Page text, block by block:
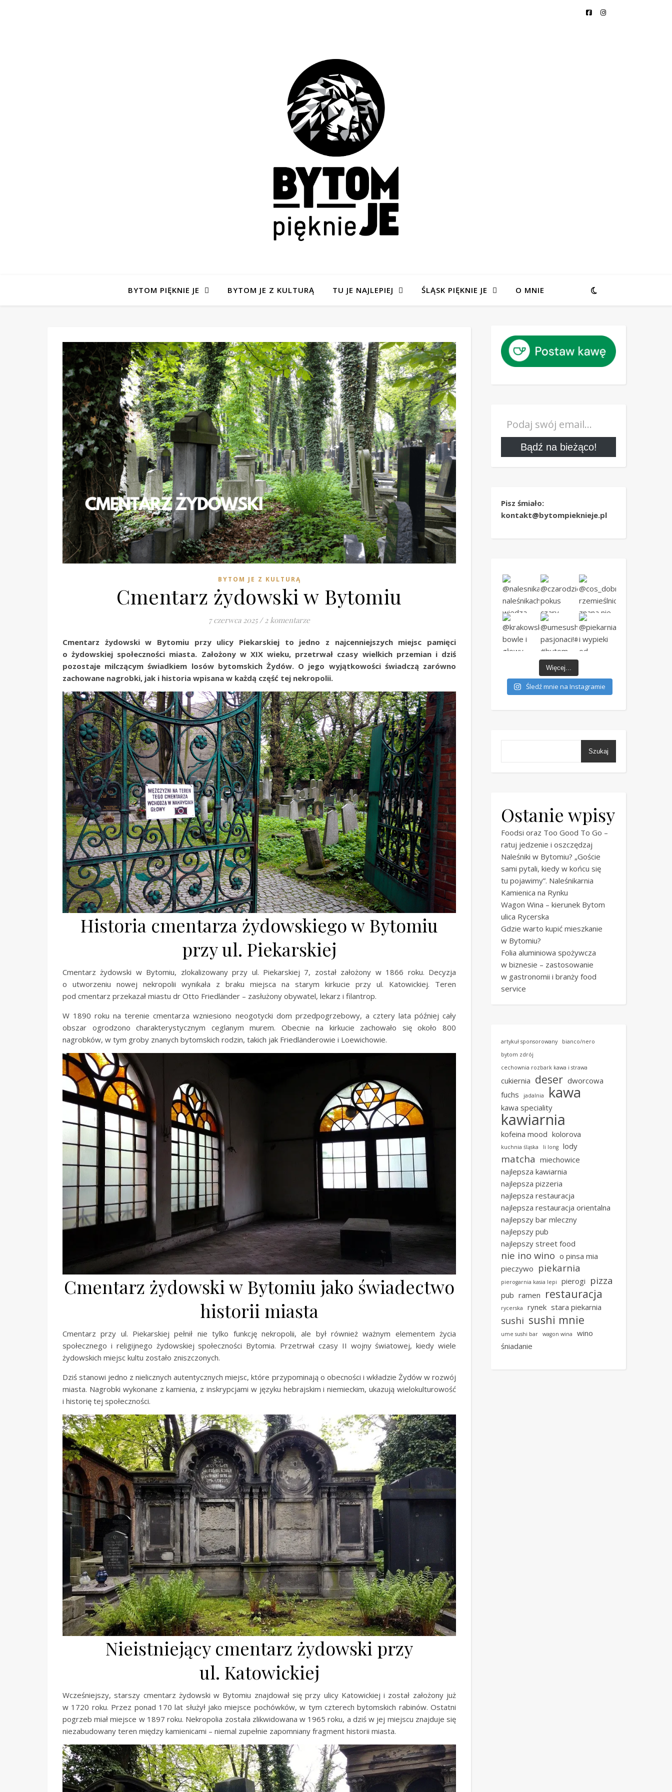
BYTOM PIĘKNIE JE BYTOM JE Z KULTURĄ TU JE NAJLEPIEJ ŚLĄSK PIĘKNIE JE O MNIE
BYTOM JE Z KULTURĄ
Cmentarz żydowski w Bytomiu
7 czerwca 2025 / 2 komentarze
Cmentarz żydowski w Bytomiu przy ulicy Piekarskiej to jedno z najcenniejszych miejsc pamięci
o żydowskiej społeczności miasta. Założony w XIX wieku, przetrwał czasy wielkich przemian i dziś
pozostaje milczącym świadkiem losów bytomskich Żydów. O jego wyjątkowości świadczą zarówno
zachowane nagrobki, jak i historia wpisana w każdą część tej nekropolii.
Historia cmentarza żydowskiego w Bytomiu
przy ul. Piekarskiej
Cmentarz żydowski w Bytomiu, zlokalizowany przy ul. Piekarskiej 7, został założony w 1866 roku. Decyzja
o utworzeniu nowej nekropolii wynikała z braku miejsca na starym kirkucie przy ul. Katowickiej. Teren
pod cmentarz przekazał miastu dr Otto Friedländer – zasłużony obywatel, lekarz i filantrop.
W 1890 roku na terenie cmentarza wzniesiono neogotycki dom przedpogrzebowy, a cztery lata później cały
obszar ogrodzono charakterystycznym ceglanym murem. Obecnie na kirkucie zachowało się około 800
nagrobków, w tym groby znanych bytomskich rodzin, takich jak Friedländerowie i Loewichowie.
Cmentarz żydowski w Bytomiu jako świadectwo
historii miasta
Cmentarz przy ul. Piekarskiej pełnił nie tylko funkcję nekropolii, ale był również ważnym elementem życia
społecznego i religijnego żydowskiej społeczności Bytomia. Przetrwał czasy II wojny światowej, kiedy wiele
żydowskich miejsc kultu zostało zniszczonych.
Dziś stanowi jedno z nielicznych autentycznych miejsc, które przypominają o obecności i wkładzie Żydów w rozwój
miasta. Nagrobki wykonane z kamienia, z inskrypcjami w języku hebrajskim i niemieckim, ukazują wielokulturowość
i historię tej społeczności.
Nieistniejący cmentarz żydowski przy
ul. Katowickiej
Wcześniejszy, starszy cmentarz żydowski w Bytomiu znajdował się przy ulicy Katowickiej i został założony już
w 1720 roku. Przez ponad 170 lat służył jako miejsce pochówków, w tym czterech bytomskich rabinów. Ostatni
pogrzeb miał miejsce w 1897 roku. Nekropolia została zlikwidowana w 1965 roku, a dziś w jej miejscu znajduje się
niezabudowany teren między kamienicami – niemal zupełnie zapomniany fragment historii miasta.
Bądź na bieżąco!
Pisz śmiało:
kontakt@bytompieknieje.pl
Więcej...
Śledź mnie na Instagramie
Szukaj
Ostanie wpisy
Foodsi oraz Too Good To Go –
ratuj jedzenie i oszczędzaj
Naleśniki w Bytomiu? „Goście
sami pytali, kiedy w końcu się
tu pojawimy”. Naleśnikarnia
Kamienica na Rynku
Wagon Wina – kierunek Bytom
ulica Rycerska
Gdzie warto kupić mieszkanie
w Bytomiu?
Folia aluminiowa spożywcza
w biznesie – zastosowanie
w gastronomii i branży food
service
artykuł sponsorowany
bianco/nero
bytom zdrój
cechownia rozbark kawa i strawa
cukiernia deser dworcowa
fuchs
jadalnia kawa
kawa speciality
kawiarnia
kofeina mood kolorova
kuchnia śląska li long lody
matcha miechowice
najlepsza kawiarnia
najlepsza pizzeria
najlepsza restauracja
najlepsza restauracja orientalna
najlepszy bar mleczny
najlepszy pub
najlepszy street food
nie ino wino o pinsa mia
pieczywo piekarnia
pierogarnia kasia lepi pierogi pizza
pub ramen restauracja
rycerska rynek stara piekarnia
sushi sushi mnie
ume sushi bar wagon wina
wino
śniadanie